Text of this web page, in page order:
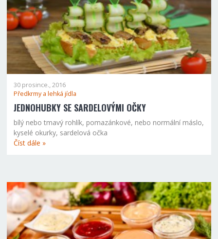
30 prosince., 2016
Předkrmy a lehká jídla
JEDNOHUBKY SE SARDELOVÝMI OČKY
bílý nebo tmavý rohlík, pomazánkové, nebo normální máslo,
kyselé okurky, sardelová očka
Číst dále »